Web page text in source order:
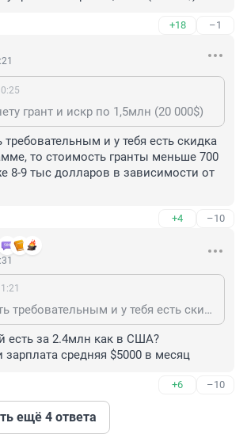
+18 –1
грант и искр по 1,5млн (20 000$)
и у тебя есть скидка
то стоимость гранты меньше 700
8-9 тыс долларов в зависимости от
+4 –10
Если не быть требовательным и у тебя есть скидка по госпрограмме, то стоимость гранты меньше 700 тыс. А это уже 8-9 тыс долларов в зависимости от курса.
есть за 2.4млн как в США?
зарплата средняя $5000 в месяц
+6 –10
ещё 4 ответа